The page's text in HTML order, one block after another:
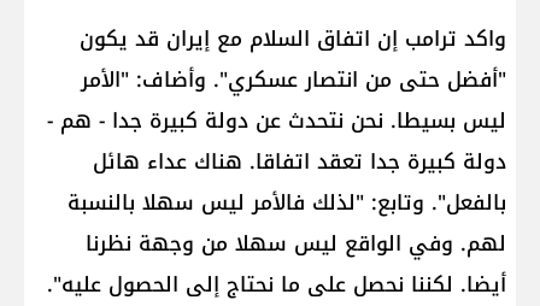
واكد ترامب إن اتفاق السلام مع إيران قد يكون
"أفضل حتى من انتصار عسكري". وأضاف: "الأمر
ليس بسيطا. نحن نتحدث عن دولة كبيرة جدا - هم -
دولة كبيرة جدا تعقد اتفاقا. هناك عداء هائل
بالفعل". وتابع: "لذلك فالأمر ليس سهلا بالنسبة
لهم. وفي الواقع ليس سهلا من وجهة نظرنا
أيضا. لكننا نحصل على ما نحتاج إلى الحصول عليه".